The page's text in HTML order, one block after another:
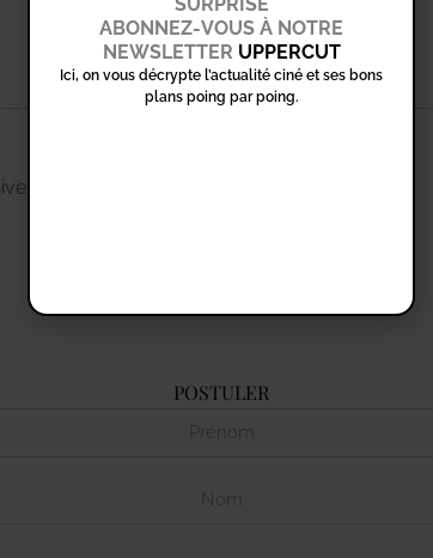
POSTULER
ABONNEZ-VOUS À NOTRE
NEWSLETTER UPPERCUT
Ici, on vous décrypte l’actualité ciné et ses bons
plans poing par poing.